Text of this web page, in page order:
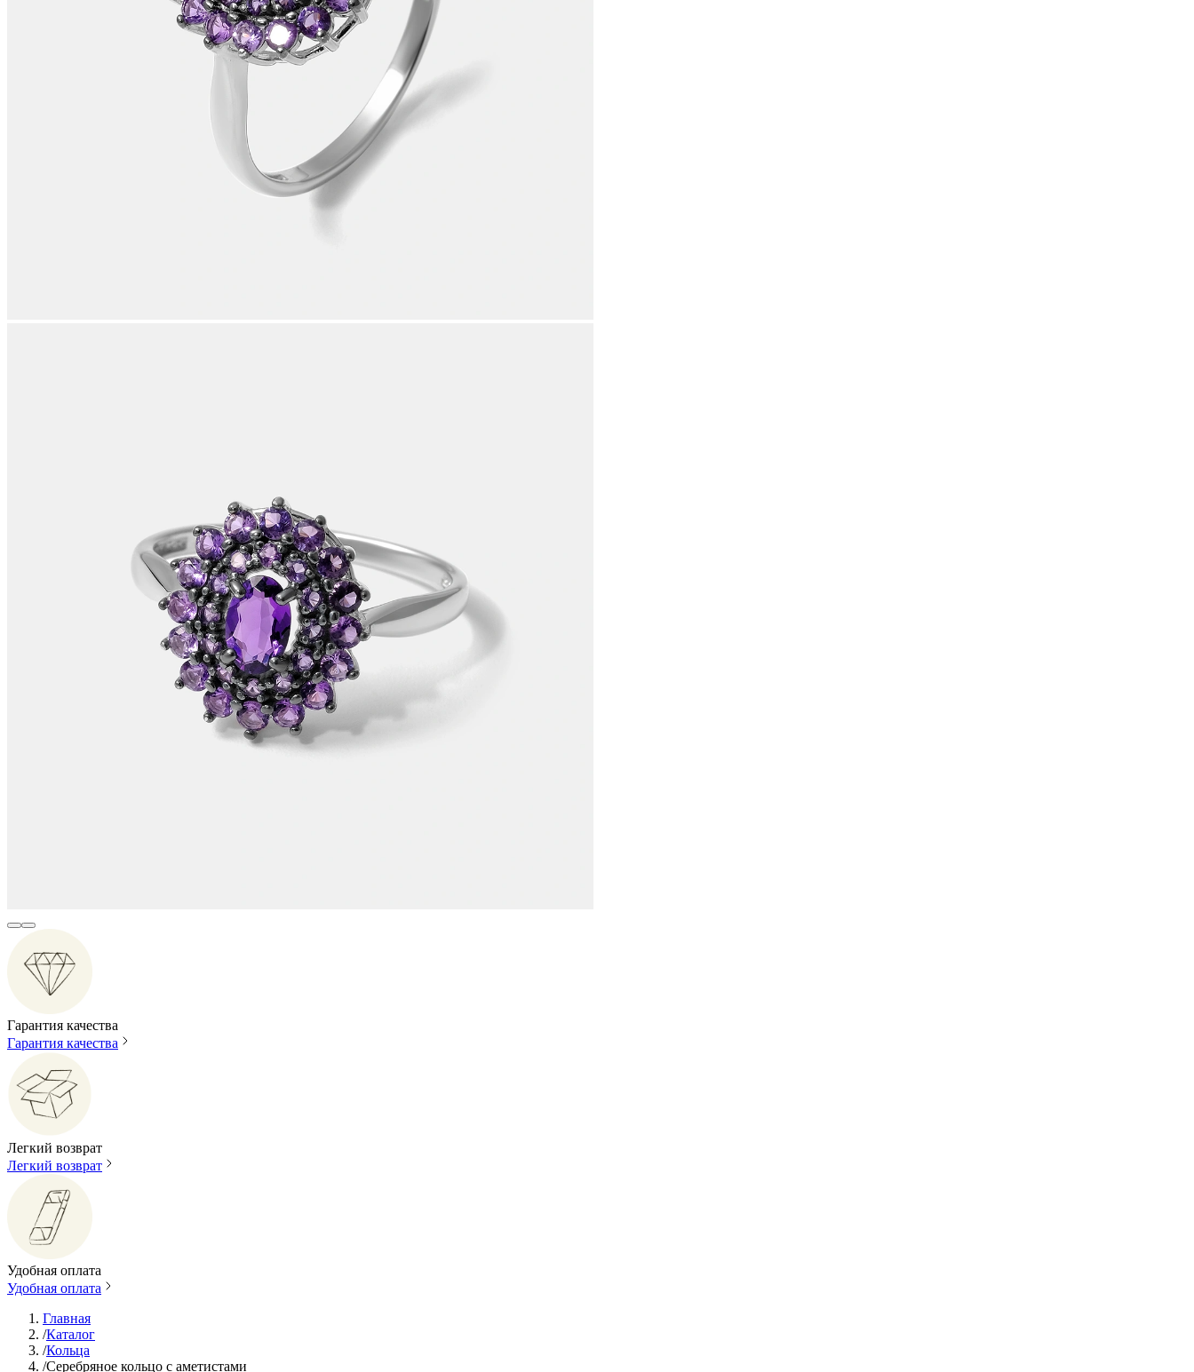
Гарантия качества
Гарантия качества
Легкий возврат
Легкий возврат
Удобная оплата
Удобная оплата
Главная
/Каталог
/Кольца
/Серебряное кольцо с аметистами